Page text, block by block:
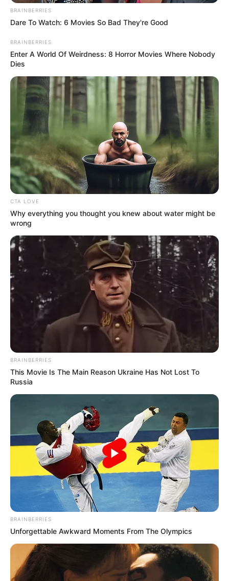
BRAINBERRIES
Dare To Watch: 6 Movies So Bad They're Good
BRAINBERRIES
Enter A World Of Weirdness: 8 Horror Movies Where Nobody
Dies
CTA LOVE
Why everything you thought you knew about water might be
wrong
BRAINBERRIES
This Movie Is The Main Reason Ukraine Has Not Lost To
Russia
BRAINBERRIES
Unforgettable Awkward Moments From The Olympics